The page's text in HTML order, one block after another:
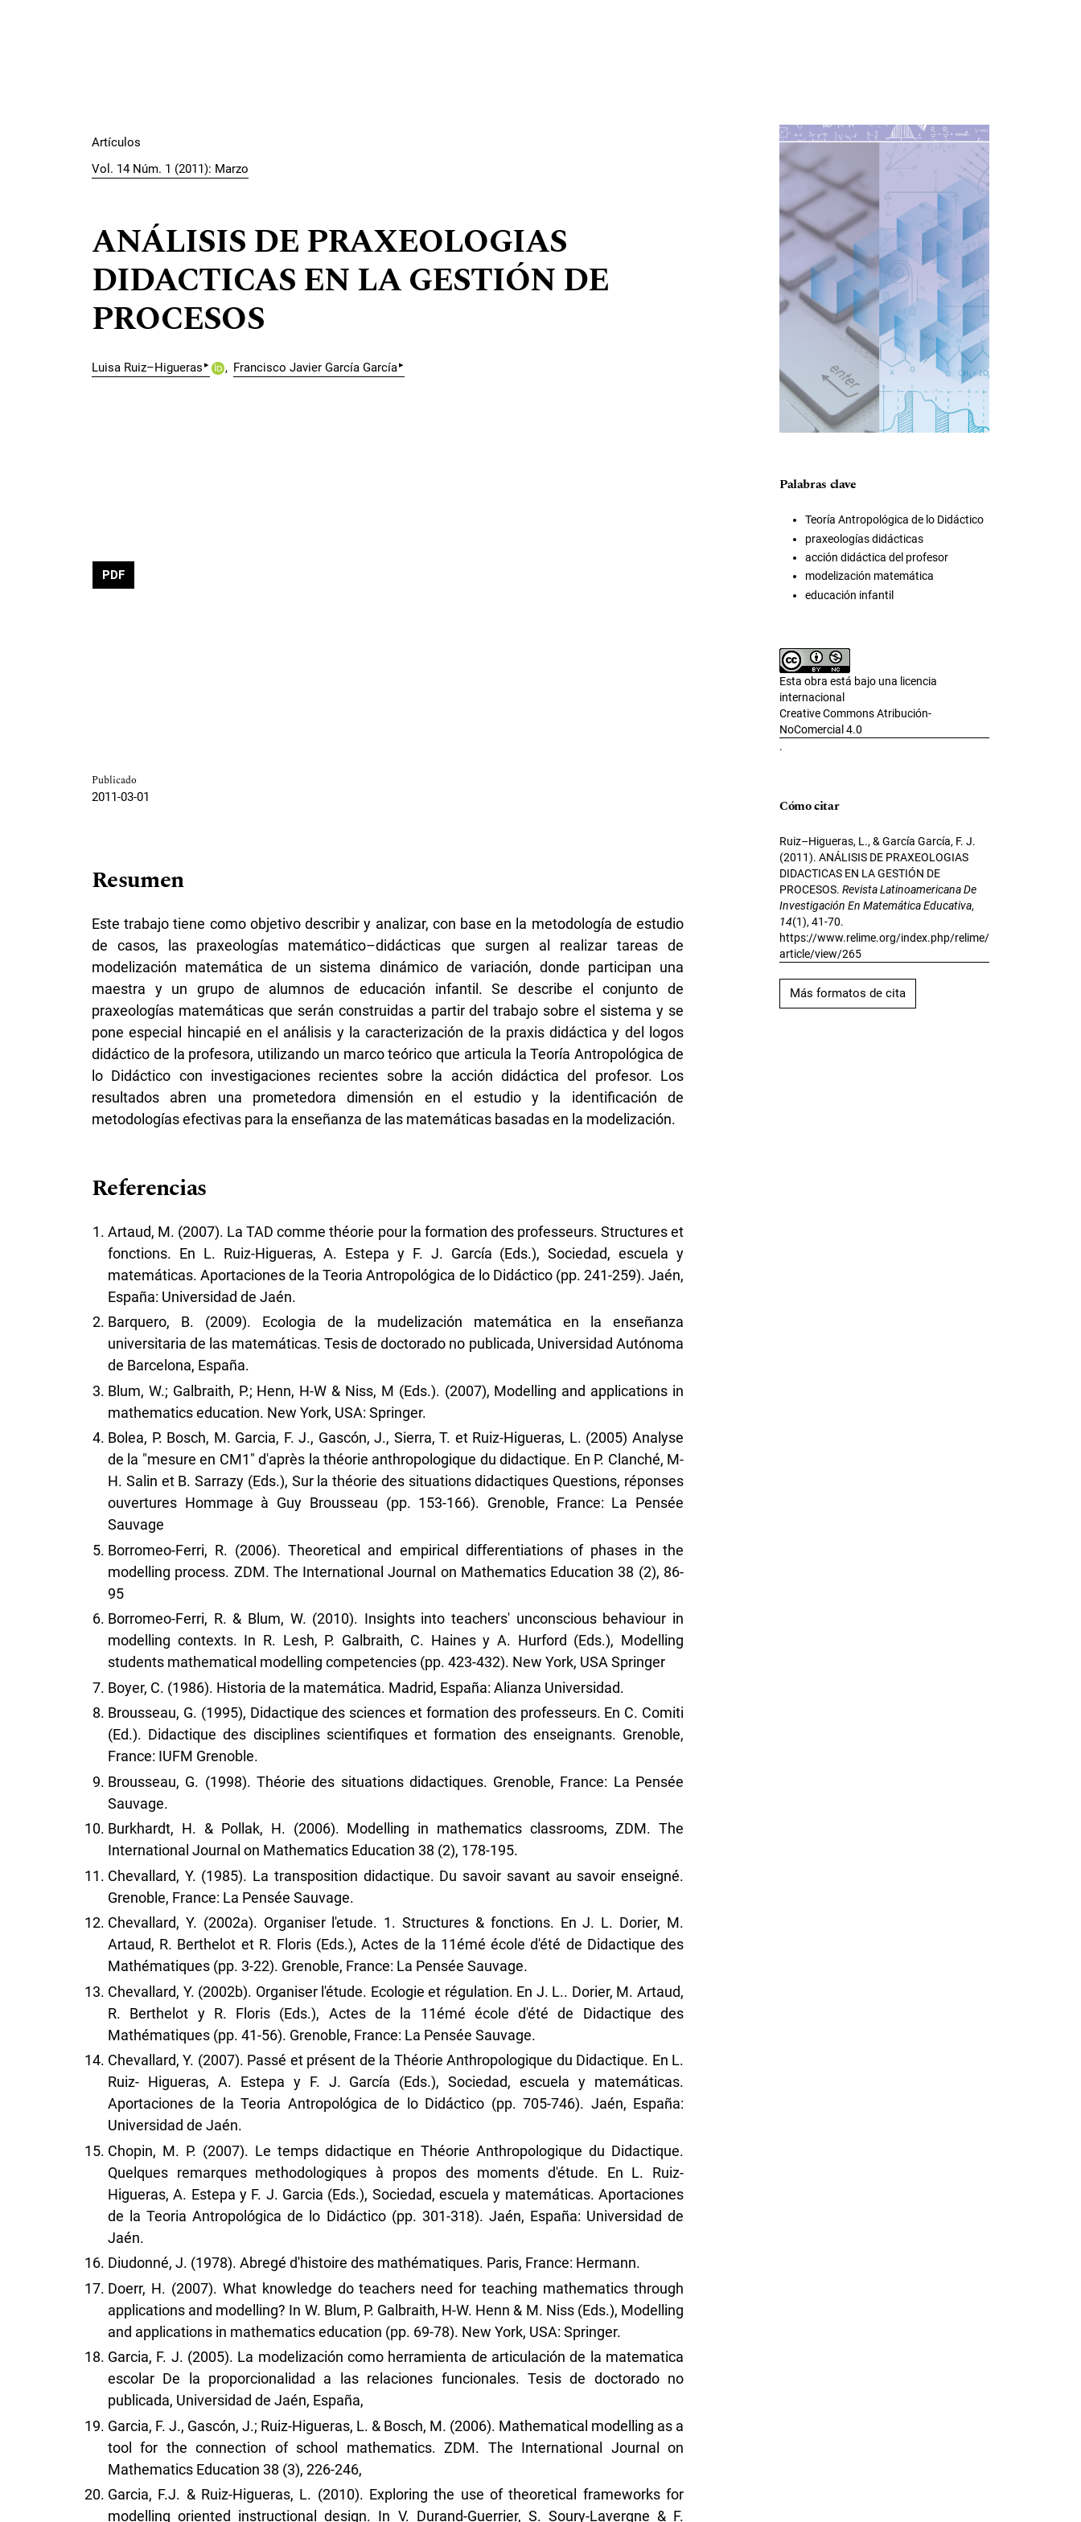
Artículos
Vol. 14 Núm. 1 (2011): Marzo
ANÁLISIS DE PRAXEOLOGIAS
DIDACTICAS EN LA GESTIÓN DE
PROCESOS
Luisa Ruiz–Higueras ▸ Francisco Javier García García▸
PDF
Publicado
2011-03-01
Resumen
Este trabajo tiene como objetivo describir y analizar, con base en la metodología de estudio
de casos, las praxeologías matemático–didácticas que surgen al realizar tareas de
modelización matemática de un sistema dinámico de variación, donde participan una
maestra y un grupo de alumnos de educación infantil. Se describe el conjunto de
praxeologías matemáticas que serán construidas a partir del trabajo sobre el sistema y se
pone especial hincapié en el análisis y la caracterización de la praxis didáctica y del logos
didáctico de la profesora, utilizando un marco teórico que articula la Teoría Antropológica de
lo Didáctico con investigaciones recientes sobre la acción didáctica del profesor. Los
resultados abren una prometedora dimensión en el estudio y la identificación de
metodologías efectivas para la enseñanza de las matemáticas basadas en la modelización.
Referencias
Artaud, M. (2007). La TAD comme théorie pour la formation des professeurs. Structures et
fonctions. En L. Ruiz-Higueras, A. Estepa y F. J. García (Eds.), Sociedad, escuela y
matemáticas. Aportaciones de la Teoria Antropológica de lo Didáctico (pp. 241-259). Jaén,
España: Universidad de Jaén.
Barquero, B. (2009). Ecologia de la mudelización matemática en la enseñanza
universitaria de las matemáticas. Tesis de doctorado no publicada, Universidad Autónoma
de Barcelona, España.
Blum, W.; Galbraith, P.; Henn, H-W & Niss, M (Eds.). (2007), Modelling and applications in
mathematics education. New York, USA: Springer.
Bolea, P. Bosch, M. Garcia, F. J., Gascón, J., Sierra, T. et Ruiz-Higueras, L. (2005) Analyse
de la "mesure en CM1" d'après la théorie anthropologique du didactique. En P. Clanché, M-
H. Salin et B. Sarrazy (Eds.), Sur la théorie des situations didactiques Questions, réponses
ouvertures Hommage à Guy Brousseau (pp. 153-166). Grenoble, France: La Pensée
Sauvage
Borromeo-Ferri, R. (2006). Theoretical and empirical differentiations of phases in the
modelling process. ZDM. The International Journal on Mathematics Education 38 (2), 86-
95
Borromeo-Ferri, R. & Blum, W. (2010). Insights into teachers' unconscious behaviour in
modelling contexts. In R. Lesh, P. Galbraith, C. Haines y A. Hurford (Eds.), Modelling
students mathematical modelling competencies (pp. 423-432). New York, USA Springer
Boyer, C. (1986). Historia de la matemática. Madrid, España: Alianza Universidad.
Brousseau, G. (1995), Didactique des sciences et formation des professeurs. En C. Comiti
(Ed.). Didactique des disciplines scientifiques et formation des enseignants. Grenoble,
France: IUFM Grenoble.
Brousseau, G. (1998). Théorie des situations didactiques. Grenoble, France: La Pensée
Sauvage.
Burkhardt, H. & Pollak, H. (2006). Modelling in mathematics classrooms, ZDM. The
International Journal on Mathematics Education 38 (2), 178-195.
Chevallard, Y. (1985). La transposition didactique. Du savoir savant au savoir enseigné.
Grenoble, France: La Pensée Sauvage.
Chevallard, Y. (2002a). Organiser l'etude. 1. Structures & fonctions. En J. L. Dorier, M.
Artaud, R. Berthelot et R. Floris (Eds.), Actes de la 11émé école d'été de Didactique des
Mathématiques (pp. 3-22). Grenoble, France: La Pensée Sauvage.
Chevallard, Y. (2002b). Organiser l'étude. Ecologie et régulation. En J. L.. Dorier, M. Artaud,
R. Berthelot y R. Floris (Eds.), Actes de la 11émé école d'été de Didactique des
Mathématiques (pp. 41-56). Grenoble, France: La Pensée Sauvage.
Chevallard, Y. (2007). Passé et présent de la Théorie Anthropologique du Didactique. En L.
Ruiz- Higueras, A. Estepa y F. J. García (Eds.), Sociedad, escuela y matemáticas.
Aportaciones de la Teoria Antropológica de lo Didáctico (pp. 705-746). Jaén, España:
Universidad de Jaén.
Chopin, M. P. (2007). Le temps didactique en Théorie Anthropologique du Didactique.
Quelques remarques methodologiques à propos des moments d'étude. En L. Ruiz-
Higueras, A. Estepa y F. J. Garcia (Eds.), Sociedad, escuela y matemáticas. Aportaciones
de la Teoria Antropológica de lo Didáctico (pp. 301-318). Jaén, España: Universidad de
Jaén.
Diudonné, J. (1978). Abregé d'histoire des mathématiques. Paris, France: Hermann.
Doerr, H. (2007). What knowledge do teachers need for teaching mathematics through
applications and modelling? In W. Blum, P. Galbraith, H-W. Henn & M. Niss (Eds.), Modelling
and applications in mathematics education (pp. 69-78). New York, USA: Springer.
Garcia, F. J. (2005). La modelización como herramienta de articulación de la matematica
escolar De la proporcionalidad a las relaciones funcionales. Tesis de doctorado no
publicada, Universidad de Jaén, España,
Garcia, F. J., Gascón, J.; Ruiz-Higueras, L. & Bosch, M. (2006). Mathematical modelling as a
tool for the connection of school mathematics. ZDM. The International Journal on
Mathematics Education 38 (3), 226-246,
Garcia, F.J. & Ruiz-Higueras, L. (2010). Exploring the use of theoretical frameworks for
modelling oriented instructional design. In V. Durand-Guerrier, S. Soury-Lavergne & F.
Imagen de portada
Palabras clave
Teoría Antropológica de lo Didáctico
praxeologías didácticas
acción didáctica del profesor
modelización matemática
educación infantil
Esta obra está bajo una licencia
internacional
Creative Commons Atribución-
NoComercial 4.0
.
Cómo citar
Ruiz–Higueras, L., & García García, F. J.
(2011). ANÁLISIS DE PRAXEOLOGIAS
DIDACTICAS EN LA GESTIÓN DE
PROCESOS. Revista Latinoamericana De
Investigación En Matemática Educativa,
14(1), 41-70.
https://www.relime.org/index.php/relime/
article/view/265
Más formatos de cita